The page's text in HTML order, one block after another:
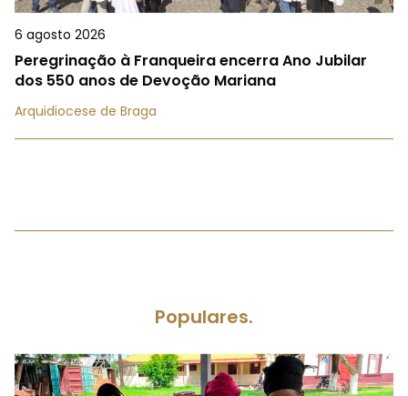
6 agosto 2026
Peregrinação à Franqueira encerra Ano Jubilar
dos 550 anos de Devoção Mariana
Arquidiocese de Braga
Populares.